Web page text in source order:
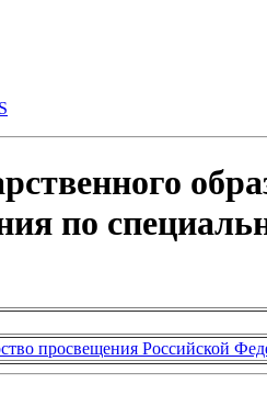
по
просвещения Российской